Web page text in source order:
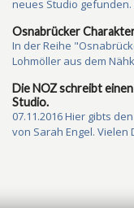
neues Studio
Osnabrücker
In der Reihe
Lohmöller aus dem
Die NOZ schreibt
Studio.
07.11.2016 Hier gibts
von Sarah Engel. Vielen